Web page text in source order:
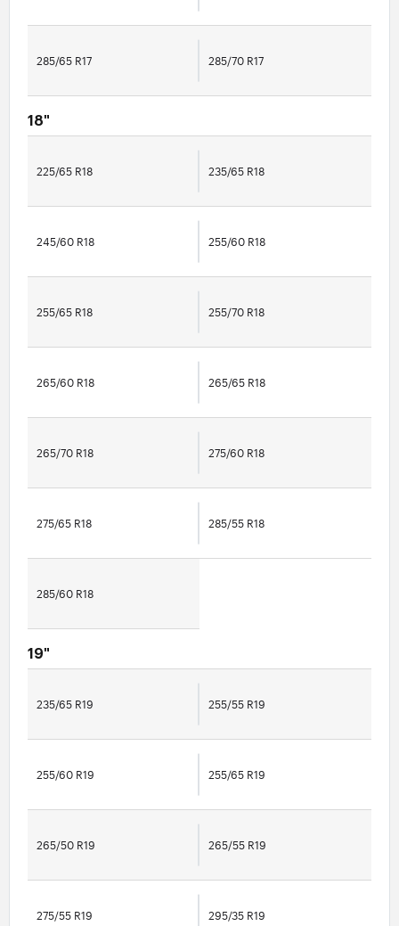
285/65 R17 285/70 R17
18"
225/65 R18 235/65 R18
245/60 R18 255/60 R18
255/65 R18 255/70 R18
265/60 R18 265/65 R18
265/70 R18 275/60 R18
275/65 R18 285/55 R18
285/60 R18
19"
235/65 R19 255/55 R19
255/60 R19 255/65 R19
265/50 R19 265/55 R19
275/55 R19 295/35 R19